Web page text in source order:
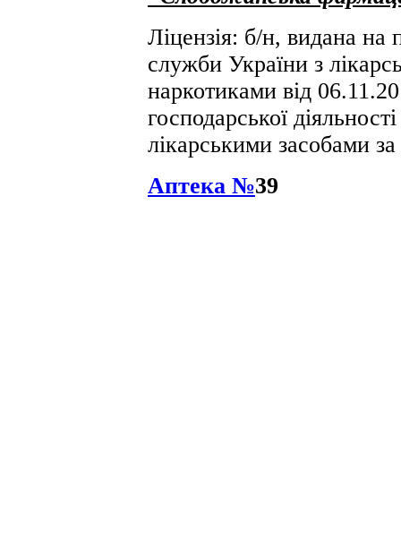
Ліцензія: б/н, видана на
служби України з
наркотиками від
господарської
лікарськими засобами
Аптека №39